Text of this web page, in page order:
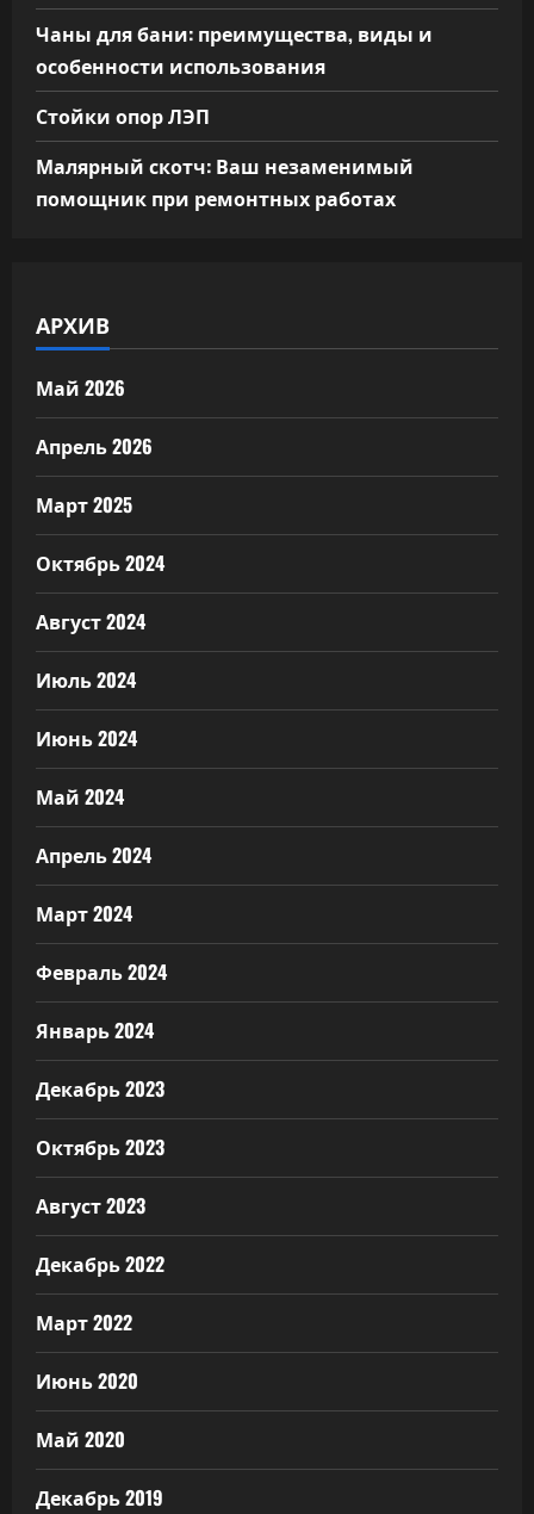
Чаны для бани: преимущества, виды и
особенности использования
Стойки опор ЛЭП
Малярный скотч: Ваш незаменимый
помощник при ремонтных работах
АРХИВ
Май 2026
Апрель 2026
Март 2025
Октябрь 2024
Август 2024
Июль 2024
Июнь 2024
Май 2024
Апрель 2024
Март 2024
Февраль 2024
Январь 2024
Декабрь 2023
Октябрь 2023
Август 2023
Декабрь 2022
Март 2022
Июнь 2020
Май 2020
Декабрь 2019